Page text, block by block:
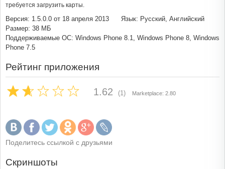
требуется загрузить карты.
Версия: 1.5.0.0 от 18 апреля 2013
Язык: Русский, Английский
Размер: 38 МБ
Поддерживаемые ОС: Windows Phone 8.1, Windows Phone 8, Windows
Phone 7.5
Рейтинг приложения
1.62 (1) Marketplace: 2.80
Поделитесь ссылкой с друзьями
Скриншоты